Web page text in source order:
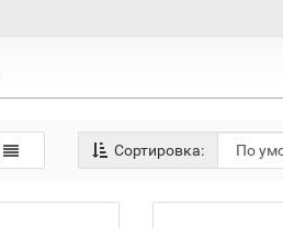
Сортировка: